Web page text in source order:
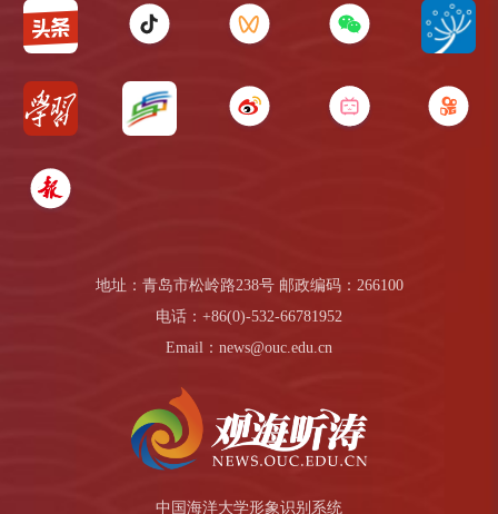
地址：青岛市松岭路238号 邮政编码：266100
电话：+86(0)-532-66781952
Email：news@ouc.edu.cn
中国海洋大学形象识别系统